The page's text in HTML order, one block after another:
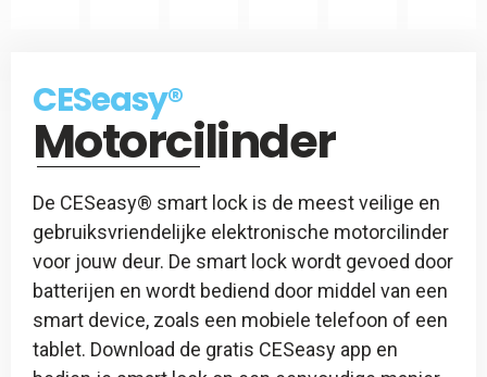
Afstandsbediening
CESeasy®
Motorcilinder
De CESeasy® smart lock is de meest veilige en
gebruiksvriendelijke elektronische motorcilinder
voor jouw deur. De smart lock wordt gevoed door
batterijen en wordt bediend door middel van een
smart device, zoals een mobiele telefoon of een
tablet. Download de gratis CESeasy app en